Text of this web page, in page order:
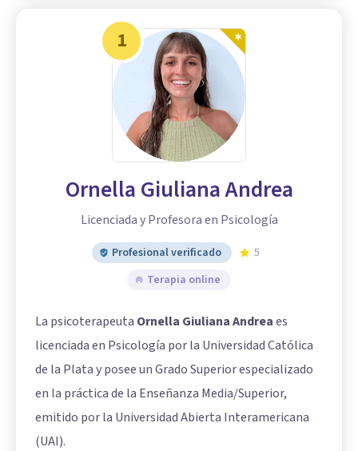
1
Ornella Giuliana Andrea
Licenciada y Profesora en Psicología
Profesional verificado
5
Terapia online
La psicoterapeuta Ornella Giuliana Andreaes
licenciada en Psicología por la Universidad Católica
de la Plata y posee un Grado Superior especializado
en la práctica de la Enseñanza Media/Superior,
emitido por la Universidad Abierta Interamericana
(UAI).